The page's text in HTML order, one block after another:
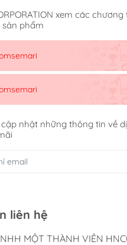
xem các
sản phẩm
nhật những thông tin về
liên hệ
MỘT THÀNH VIÊN